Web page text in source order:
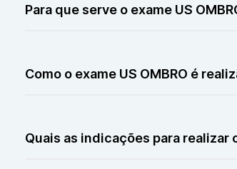
Para que serve o exame US
rupturas e inflamações.
Como o exame US OMBRO é
para avaliar melhor a articulação.
Quais as indicações para realizar